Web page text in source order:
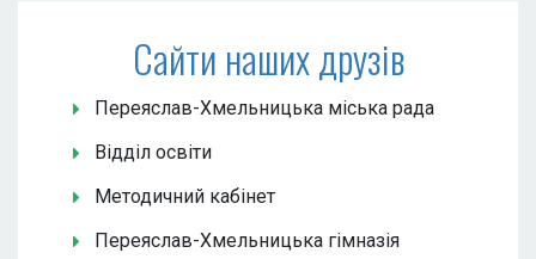
Сайти наших друзів
Переяслав-Хмельницька міська рада
Відділ освіти
Методичний кабінет
Переяслав-Хмельницька гімназія